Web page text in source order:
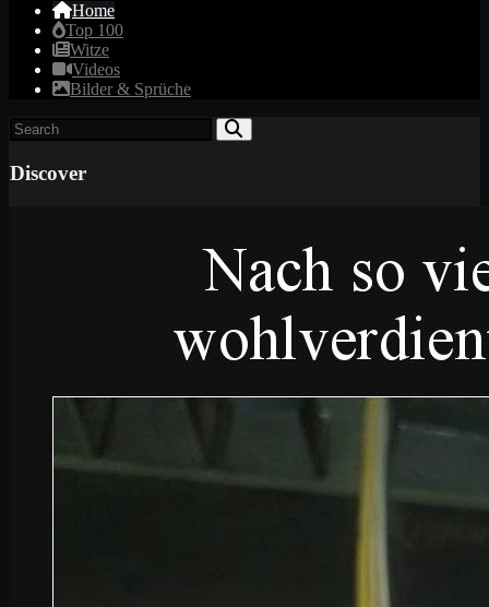
Home
Top 100
Witze
Videos
Bilder & Sprüche
Discover